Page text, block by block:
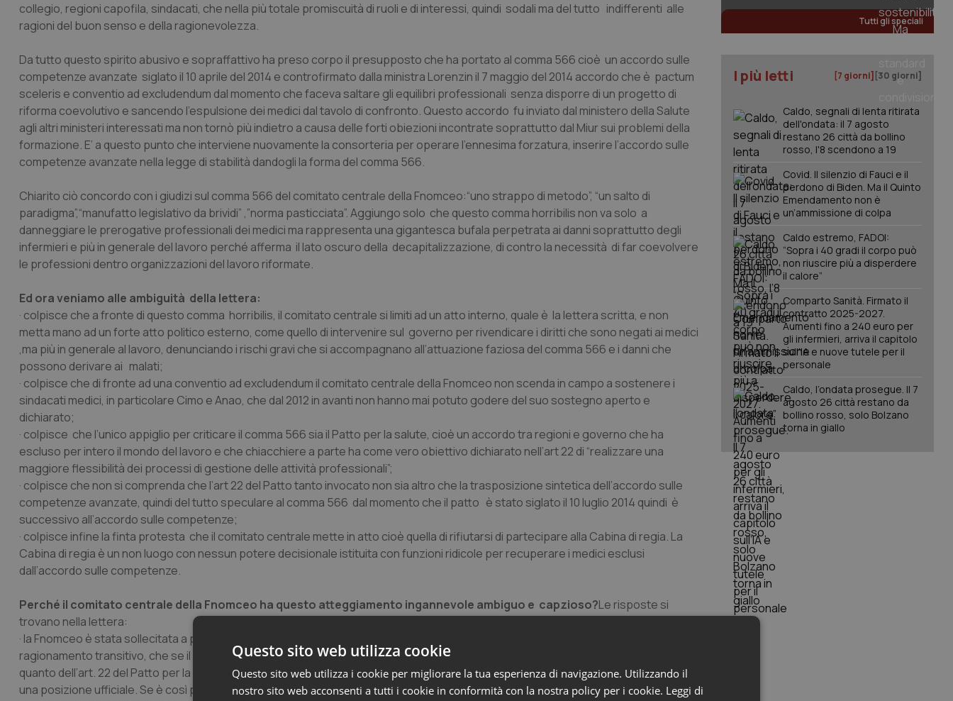
collegio, regioni capofila, sindacati, che nella più totale promiscuità di ruoli e di interessi, quindi sodali ma del tutto indifferenti alle
ragioni del buon senso e della ragionevolezza.
Da tutto questo spirito abusivo e sopraffattivo ha preso corpo il presupposto che ha portato al comma 566 cioè un accordo sulle
competenze avanzate siglato il 10 aprile del 2014 e controfirmato dalla ministra Lorenzin il 7 maggio del 2014 accordo che è pactum
sceleris e conventio ad excludendum dal momento che faceva saltare gli equilibri professionali senza disporre di un progetto di
riforma coevolutivo e sancendo l’espulsione dei medici dal tavolo di confronto. Questo accordo fu inviato dal ministero della Salute
agli altri ministeri interessati ma non tornò più indietro a causa delle forti obiezioni incontrate soprattutto dal Miur sui problemi della
formazione. E’ a questo punto che interviene nuovamente la consorteria per operare l’ennesima forzatura, inserire l’accordo sulle
competenze avanzate nella legge di stabilità dandogli la forma del comma 566.
Chiarito ciò concordo con i giudizi sul comma 566 del comitato centrale della Fnomceo:“uno strappo di metodo”, “un salto di
paradigma”,“manufatto legislativo da brividi” ,”norma pasticciata”. Aggiungo solo che questo comma horribilis non va solo a
danneggiare le prerogative professionali dei medici ma rappresenta una gigantesca bufala perpetrata ai danni soprattutto degli
infermieri e più in generale del lavoro perché afferma il lato oscuro della decapitalizzazione, di contro la necessità di far coevolvere
le professioni dentro organizzazioni del lavoro riformate.
Ed ora veniamo alle ambiguità della lettera:
· colpisce che a fronte di questo comma horribilis, il comitato centrale si limiti ad un atto interno, quale è la lettera scritta, e non
metta mano ad un forte atto politico esterno, come quello di intervenire sul governo per rivendicare i diritti che sono negati ai medici
,ma più in generale al lavoro, denunciando i rischi gravi che si accompagnano all’attuazione faziosa del comma 566 e i danni che
possono derivare ai malati;
· colpisce che di fronte ad una conventio ad excludendum il comitato centrale della Fnomceo non scenda in campo a sostenere i
sindacati medici, in particolare Cimo e Anao, che dal 2012 in avanti non hanno mai potuto godere del suo sostegno aperto e
dichiarato;
· colpisce che l’unico appiglio per criticare il comma 566 sia il Patto per la salute, cioè un accordo tra regioni e governo che ha
escluso per intero il mondo del lavoro e che chiacchiere a parte ha come vero obiettivo dichiarato nell’art 22 di “realizzare una
maggiore flessibilità dei processi di gestione delle attività professionali”;
· colpisce che non si comprenda che l’art 22 del Patto tanto invocato non sia altro che la trasposizione sintetica dell’accordo sulle
competenze avanzate, quindi del tutto speculare al comma 566 dal momento che il patto è stato siglato il 10 luglio 2014 quindi è
successivo all’accordo sulle competenze;
· colpisce infine la finta protesta che il comitato centrale mette in atto cioè quella di rifiutarsi di partecipare alla Cabina di regia. La
Cabina di regia è un non luogo con nessun potere decisionale istituita con funzioni ridicole per recuperare i medici esclusi
dall’accordo sulle competenze.
Perché il comitato centrale della Fnomceo ha questo atteggiamento ingannevole ambiguo e capzioso?Le risposte si
trovano nella lettera:
· la Fnomceo è stata sollecitata a prendere una “
ragionamento transitivo, che se il comma 566 è come è tanto la versione speculare dell’accordo sulle competenze avanzate
quanto dell’art. 22 del Patto per la salute, allora vuol dire che su tutta questa vicenda la Fnomceo, sino ad ora, non ha mai assunto
una posizione ufficiale. Se è così perché? Se c’è stata indifferenza come io penso allora non è esagerato sostenere che la
Tutti gli speciali
I più letti [7 giorni] [30 giorni]
Caldo, segnali di lenta ritirata
dell'ondata: il 7 agosto
restano 26 città da bollino
rosso, l'8 scendono a 19
Covid. Il silenzio di Fauci e il
perdono di Biden. Ma il Quinto
Emendamento non è
un’ammissione di colpa
Caldo estremo, FADOI:
“Sopra i 40 gradi il corpo può
non riuscire più a disperdere
il calore”
Comparto Sanità. Firmato il
contratto 2025-2027.
Aumenti fino a 240 euro per
gli infermieri, arriva il capitolo
sull'IA e nuove tutele per il
personale
Caldo, l’ondata prosegue. Il 7
agosto 26 città restano da
bollino rosso, solo Bolzano
torna in giallo
Questo sito web utilizza cookie
Questo sito web utilizza i cookie per migliorare la tua esperienza di navigazione. Utilizzando il
nostro sito web acconsenti a tutti i cookie in conformità con la nostra policy per i cookie. Leggi di